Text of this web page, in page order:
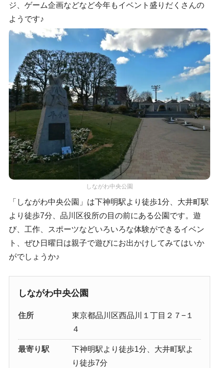
ジ、ゲーム企画などなど今年もイベント盛りだくさんの
ようです♪
しながわ中央公園
「しながわ中央公園」は下神明駅より徒歩1分、大井町駅
より徒歩7分、品川区役所の目の前にある公園です。遊
び、工作、スポーツなどいろいろな体験ができるイベン
ト、ぜひ日曜日は親子で遊びにお出かけしてみてはいか
がでしょうか♪
しながわ中央公園
住所
東京都品川区西品川１丁目２７−１
４
最寄り駅
下神明駅より徒歩1分、大井町駅よ
り徒歩7分